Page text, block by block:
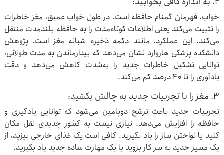
خواب، قهرمان گمنام حافظه است. در طول خواب عمیق، مغز خاطرات
را تثبیت می‌کند یعنی اطلاعات کوتاه‌مدت را به حافظه بلندمدت منتقل
می‌کند. این عملکرد، مانند دکمه ذخیره شبانه مغز است. پژوهش
دانشکده پزشکی هاروارد نشان می‌دهد که بیدارماندن به مدت طولانی،
توانایی تشکیل خاطرات جدید را به‌شدت کاهش می‌دهد و دقت
یادآوری را تا ۴۰ درصد کم می‌کند.
۳. مغز را با تجربیات جدید به چالش بکشید:
تجربیات جدید باعث ترشح دوپامین می‌شود که توانایی یادگیری و
حافظه را افزایش می‌دهد. نیازی نیست به کشور جدیدی نقل مکان
کنید یا نواختن ساز را یاد بگیرید. کافی است یک غذای خارجی بپزید، از
یک مسیر جدید به سر کار بروید یا یک مهارت ساده جدید یاد بگیرید.